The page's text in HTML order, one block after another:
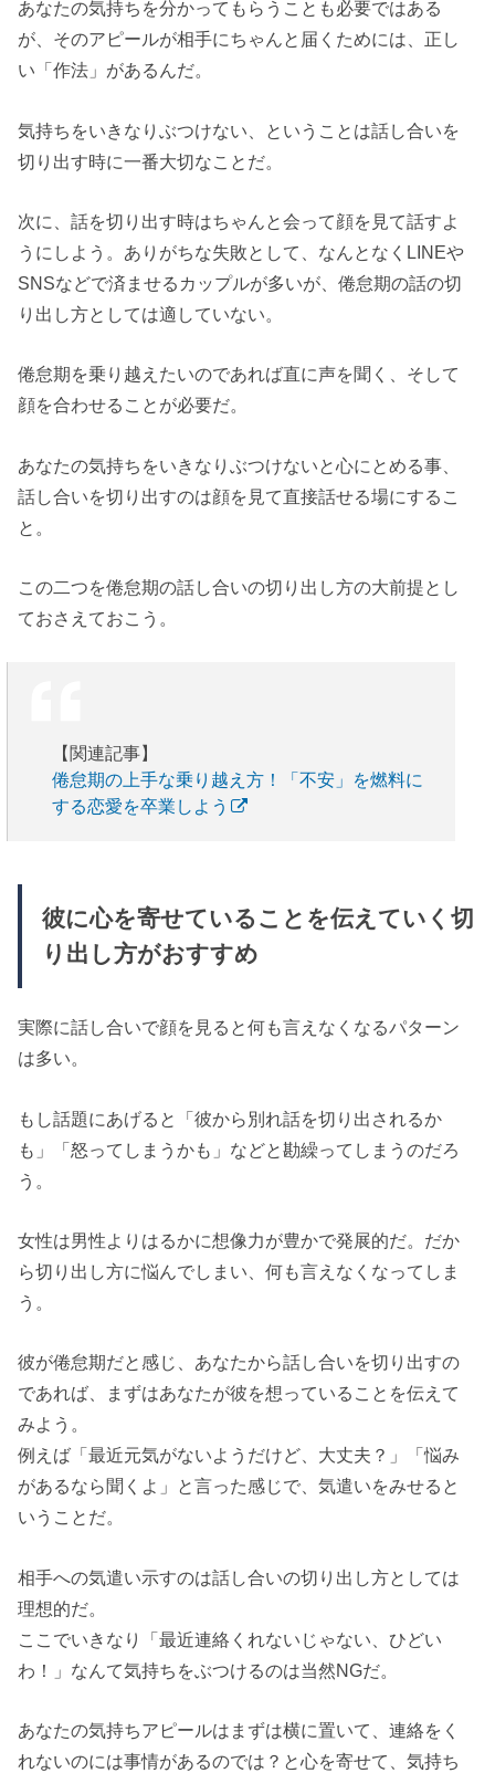
あなたの気持ちを分かってもらうことも必要ではある
が、そのアピールが相手にちゃんと届くためには、正し
い「作法」があるんだ。
気持ちをいきなりぶつけない、ということは話し合いを
切り出す時に一番大切なことだ。
次に、話を切り出す時はちゃんと会って顔を見て話すよ
うにしよう。ありがちな失敗として、なんとなくLINEや
SNSなどで済ませるカップルが多いが、倦怠期の話の切
り出し方としては適していない。
倦怠期を乗り越えたいのであれば直に声を聞く、そして
顔を合わせることが必要だ。
あなたの気持ちをいきなりぶつけないと心にとめる事、
話し合いを切り出すのは顔を見て直接話せる場にするこ
と。
この二つを倦怠期の話し合いの切り出し方の大前提とし
ておさえておこう。
【関連記事】
倦怠期の上手な乗り越え方！「不安」を燃料に
する恋愛を卒業しよう
彼に心を寄せていることを伝えていく切
り出し方がおすすめ
実際に話し合いで顔を見ると何も言えなくなるパターン
は多い。
もし話題にあげると「彼から別れ話を切り出されるか
も」「怒ってしまうかも」などと勘繰ってしまうのだろ
う。
女性は男性よりはるかに想像力が豊かで発展的だ。だか
ら切り出し方に悩んでしまい、何も言えなくなってしま
う。
彼が倦怠期だと感じ、あなたから話し合いを切り出すの
であれば、まずはあなたが彼を想っていることを伝えて
みよう。
例えば「最近元気がないようだけど、大丈夫？」「悩み
があるなら聞くよ」と言った感じで、気遣いをみせると
いうことだ。
相手への気遣い示すのは話し合いの切り出し方としては
理想的だ。
ここでいきなり「最近連絡くれないじゃない、ひどい
わ！」なんて気持ちをぶつけるのは当然NGだ。
あなたの気持ちアピールはまずは横に置いて、連絡をく
れないのには事情があるのでは？と心を寄せて、気持ち